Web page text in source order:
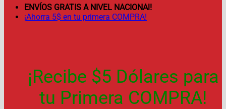
ENVÍOS GRATIS A NIVEL NACIONAl!
¡Ahorra 5$ en tu primera COMPRA!
¡Recibe $5 Dólares para
tu Primera COMPRA!